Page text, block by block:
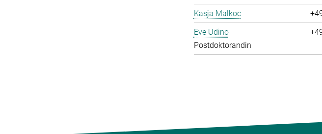
Kasja Malkoc
Eve Udino
Postdoktorandin